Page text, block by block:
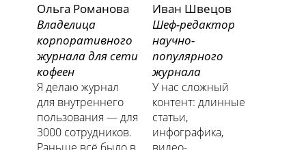
Ольга Романова
Владелица
корпоративного
журнала для сети
кофеен
Я делаю журнал
для внутреннего
пользования — для
3000 сотрудников.
Иван Швецов
Шеф-редактор
научно-
популярного
журнала
У нас сложный
контент: длинные
статьи,
инфографика,